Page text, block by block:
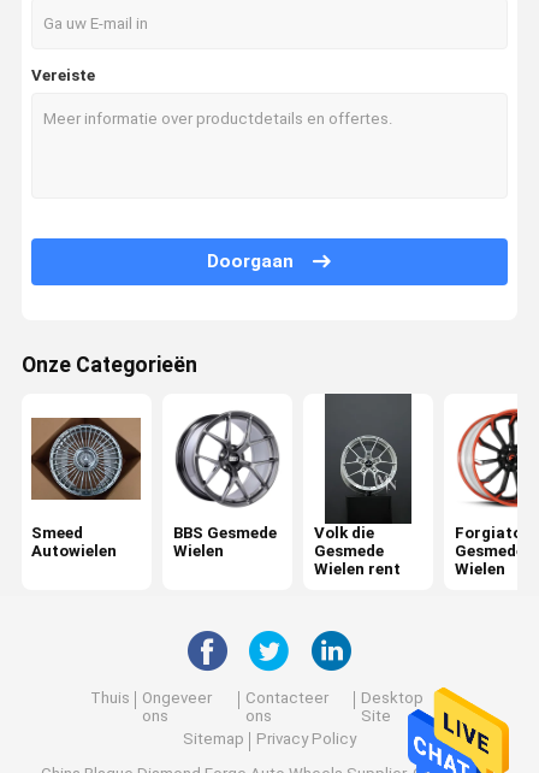
Forgiato Gesmede Wielen
Vossen Gesmede Wielen
aangepaste gesmede wielen
Porsche Gesmede Wielen
Lexani Gesmede Wielen
Rotiform Gesmede Wielen
Ferrari Gesmede Wielen
monoblock gesmede wielen
Vereiste
Doorgaan
Onze Categorieën
Smeed
Autowielen
BBS Gesmede
Wielen
Volk die
Gesmede
Wielen rent
Forgiato
Gesmede
Wielen
Thuis
Ongeveer
ons
Contacteer
ons
Desktop
Site
Sitemap
Privacy Policy